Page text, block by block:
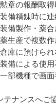
勲章の報酬取得
装備精錬時に連
装備製作・薬合
薬生産で複数
倉庫に預けられ
装備による使用
一部機種で画面
テナンスへご